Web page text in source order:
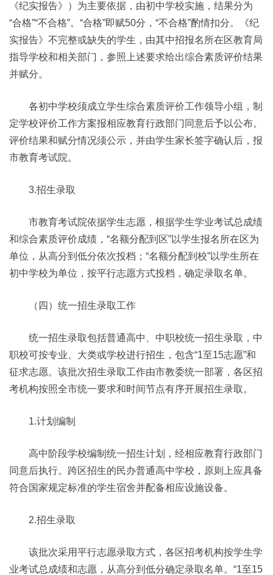
《纪实报告》）为主要依据，由初中学校实施，结果分为
“合格”“不合格”。“合格”即赋50分，“不合格”酌情扣分。《纪
实报告》不完整或缺失的学生，由其中招报名所在区教育局
指导学校和相关部门，参照上述要求给出综合素质评价结果
并赋分。
各初中学校须成立学生综合素质评价工作领导小组，制
定学校评价工作方案报相应教育行政部门同意后予以公布。
评价结果和赋分情况须公示，并由学生家长签字确认后，报
市教育考试院。
3.招生录取
市教育考试院依据学生志愿，根据学生学业考试总成绩
和综合素质评价成绩，“名额分配到区”以学生报名所在区为
单位，从高分到低分依次投档；“名额分配到校”以学生所在
初中学校为单位，按平行志愿方式投档，确定录取名单。
（四）统一招生录取工作
统一招生录取包括普通高中、中职校统一招生录取，中
职校可按专业、大类或学校进行招生，包含“1至15志愿”和
征求志愿。该批次招生录取工作由市教委统一部署，各区招
考机构按照全市统一要求和时间节点有序开展招生录取。
1.计划编制
高中阶段学校编制统一招生计划，经相应教育行政部门
同意后执行。跨区招生的民办普通高中学校，原则上应具备
符合国家规定标准的学生宿舍并配备相应设施设备。
2.招生录取
该批次采用平行志愿录取方式，各区招考机构按学生学
业考试总成绩和志愿，从高分到低分确定录取名单。“1至15